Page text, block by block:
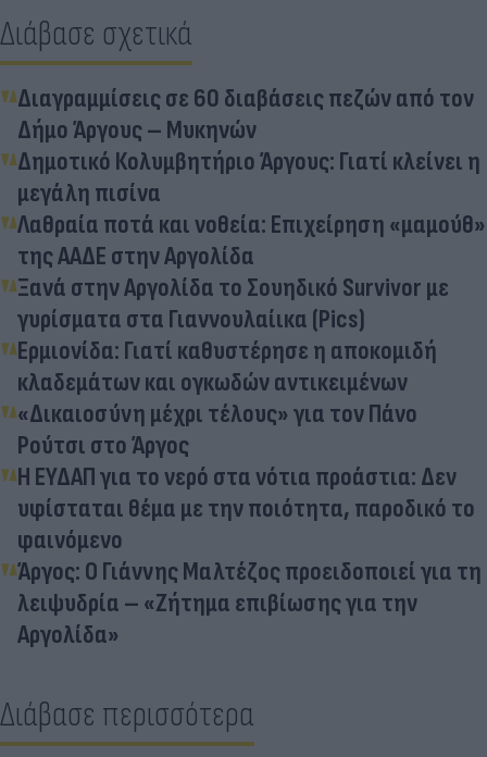
Διάβασε σχετικά
Διαγραμμίσεις σε 60 διαβάσεις πεζών από τον
Δήμο Άργους – Μυκηνών
Δημοτικό Κολυμβητήριο Άργους: Γιατί κλείνει η
μεγάλη πισίνα
Λαθραία ποτά και νοθεία: Επιχείρηση «μαμούθ»
της ΑΑΔΕ στην Αργολίδα
Ξανά στην Αργολίδα το Σουηδικό Survivor με
γυρίσματα στα Γιαννουλαίικα (Pics)
Ερμιονίδα: Γιατί καθυστέρησε η αποκομιδή
κλαδεμάτων και ογκωδών αντικειμένων
«Δικαιοσύνη μέχρι τέλους» για τον Πάνο
Ρούτσι στο Άργος
Η ΕΥΔΑΠ για το νερό στα νότια προάστια: Δεν
υφίσταται θέμα με την ποιότητα, παροδικό το
φαινόμενο
Άργος: Ο Γιάννης Μαλτέζος προειδοποιεί για τη
λειψυδρία – «Ζήτημα επιβίωσης για την
Αργολίδα»
Διάβασε περισσότερα